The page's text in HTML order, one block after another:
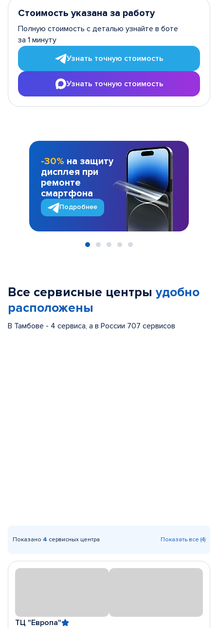
Стоимость указана за работу
Полную стоимость с деталью узнайте в боте
за 1 минуту
Узнать точную стоимость
Узнать точную стоимость
-30% на защиту
дисплея при
ремонте
смартфона
Подробнее
Все сервисные центры удобно
расположены
В Тамбове - 4 сервиса, а в России 707 сервисов
Показано 4 сервисных центра Показать все (4)
ТЦ "Европа"